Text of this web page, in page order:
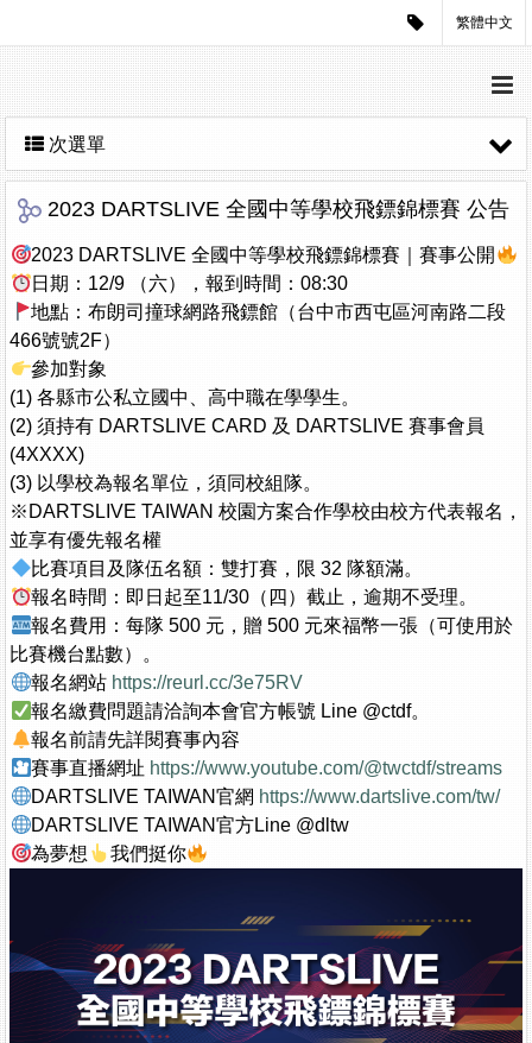
繁體中文
次選單
2023 DARTSLIVE 全國中等學校飛鏢錦標賽 公告
2023 DARTSLIVE 全國中等學校飛鏢錦標賽｜賽事公開
日期：12/9 （六），報到時間：08:30
地點：布朗司撞球網路飛鏢館（台中市西屯區河南路二段
466號號2F）
參加對象
(1) 各縣市公私立國中、高中職在學學生。
(2) 須持有 DARTSLIVE CARD 及 DARTSLIVE 賽事會員
(4XXXX)
(3) 以學校為報名單位，須同校組隊。
※DARTSLIVE TAIWAN 校園方案合作學校由校方代表報名，
並享有優先報名權
比賽項目及隊伍名額：雙打賽，限 32 隊額滿。
報名時間：即日起至11/30（四）截止，逾期不受理。
報名費用：每隊 500 元，贈 500 元來福幣一張（可使用於
比賽機台點數）。
報名網站 https://reurl.cc/3e75RV
報名繳費問題請洽詢本會官方帳號 Line @ctdf。
報名前請先詳閱賽事內容
賽事直播網址 https://www.youtube.com/@twctdf/streams
DARTSLIVE TAIWAN官網 https://www.dartslive.com/tw/
DARTSLIVE TAIWAN官方Line @dltw
為夢想
我們挺你